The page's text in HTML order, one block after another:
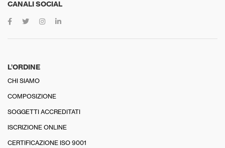
CANALI SOCIAL
L’ORDINE
CHI SIAMO
COMPOSIZIONE
SOGGETTI ACCREDITATI
ISCRIZIONE ONLINE
CERTIFICAZIONE ISO 9001